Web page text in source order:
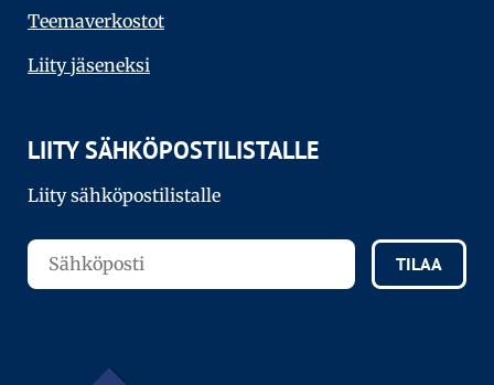
Teema­verkostot
Liity jäseneksi
LIITY SÄHKÖPOSTILISTALLE
Liity sähköpostilistalle
TILAA